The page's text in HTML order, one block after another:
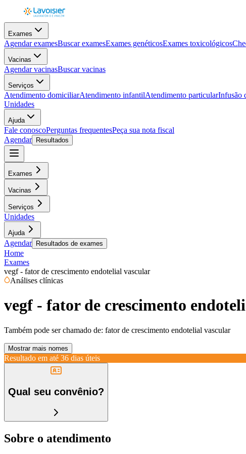
Exames
Agendar examesBuscar examesExames genéticosExames toxicológicos
Vacinas
Agendar vacinasBuscar vacinas
Serviços
Atendimento domiciliarAtendimento infantilAtendimento particularInfusão
Unidades
Ajuda
Fale conoscoPerguntas frequentesPeça sua nota fiscal
Agendar
Resultados
Exames
Vacinas
Serviços
Unidades
Ajuda
Agendar Resultados de exames
Home
Exames
vegf - fator de crescimento endotelial vascular
Análises clínicas
vegf - fator de crescimento
Também pode ser chamado de: fator de crescimento endotelial vascular
Mostrar mais nomes
Resultado em até 36 dias úteis
Qual seu convênio?
Sobre o atendimento